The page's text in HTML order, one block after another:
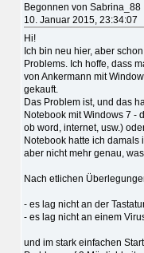
Begonnen von Sabrina_88
10. Januar 2015, 23:34:07
Hi!
Ich bin neu hier, aber
Problems. Ich hoffe, dass
von Ankermann mit
gekauft.
Das Problem ist, und das
Notebook mit Windows 7 -
ob word, internet, usw.)
Notebook hatte ich
aber nicht mehr genau, was
Nach etlichen
- es lag nicht an der
- es lag nicht an einem
und im stark einfachen